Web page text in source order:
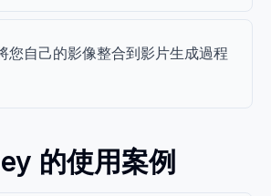
您自己的影像整合到影片生成過程
的使用案例